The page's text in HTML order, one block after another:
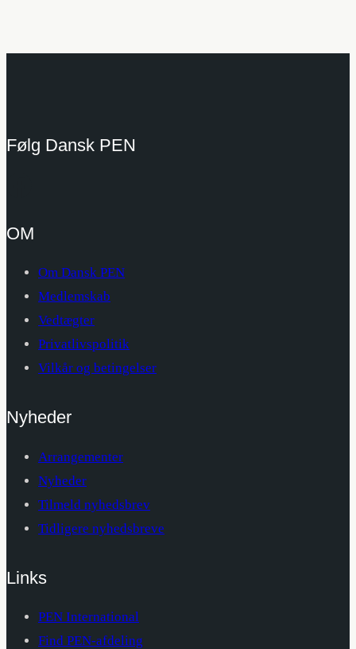
Følg Dansk PEN
OM
Om Dansk PEN
Medlemskab
Vedtægter
Privatlivspolitik
Vilkår og betingelser
Nyheder
Arrangementer
Nyheder
Tilmeld nyhedsbrev
Tidligere nyhedsbreve
Links
PEN International
Find PEN-afdeling